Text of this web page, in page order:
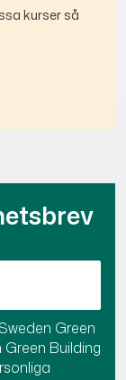
kurser så
Green
Building